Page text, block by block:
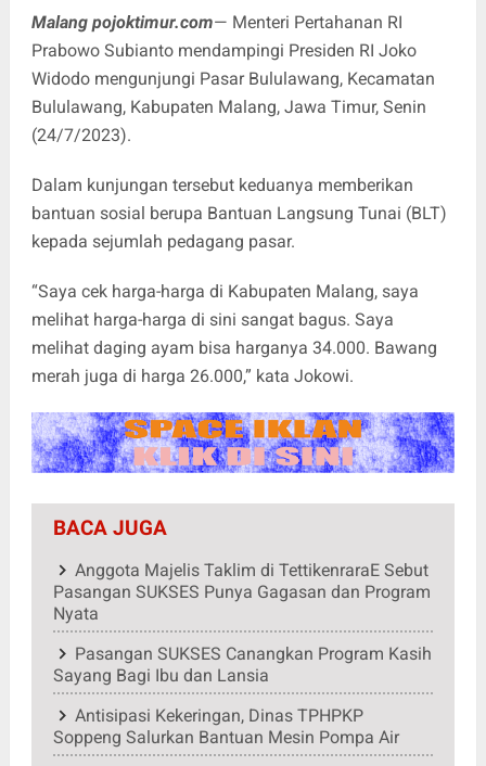
Malang pojoktimur.com— Menteri Pertahanan RI
Prabowo Subianto mendampingi Presiden RI Joko
Widodo mengunjungi Pasar Bululawang, Kecamatan
Bululawang, Kabupaten Malang, Jawa Timur, Senin
(24/7/2023).
Dalam kunjungan tersebut keduanya memberikan
bantuan sosial berupa Bantuan Langsung Tunai (BLT)
kepada sejumlah pedagang pasar.
“Saya cek harga-harga di Kabupaten Malang, saya
melihat harga-harga di sini sangat bagus. Saya
melihat daging ayam bisa harganya 34.000. Bawang
merah juga di harga 26.000,” kata Jokowi.
BACA JUGA
Anggota Majelis Taklim di TettikenraraE Sebut
Pasangan SUKSES Punya Gagasan dan Program
Nyata
Pasangan SUKSES Canangkan Program Kasih
Sayang Bagi Ibu dan Lansia
Antisipasi Kekeringan, Dinas TPHPKP
Soppeng Salurkan Bantuan Mesin Pompa Air